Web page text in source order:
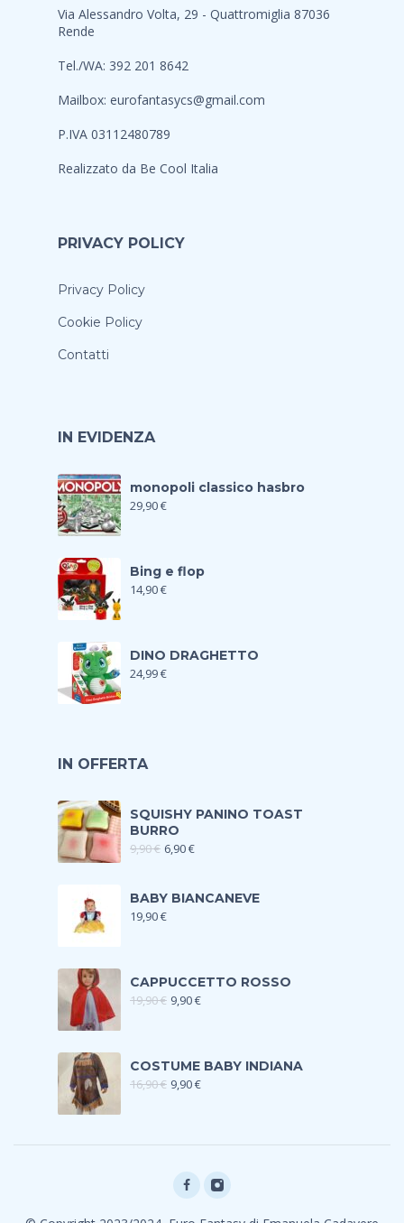
Via Alessandro Volta, 29 - Quattromiglia 87036
Rende
Tel./WA: 392 201 8642
Mailbox: eurofantasycs@gmail.com
P.IVA 03112480789
Realizzato da Be Cool Italia
PRIVACY POLICY
Privacy Policy
Cookie Policy
Contatti
IN EVIDENZA
monopoli classico hasbro
29,90€
Bing e flop
14,90€
DINO DRAGHETTO
24,99€
IN OFFERTA
SQUISHY PANINO TOAST
BURRO
9,90€ 6,90€
BABY BIANCANEVE
19,90€
CAPPUCCETTO ROSSO
19,90€ 9,90€
COSTUME BABY INDIANA
16,90€ 9,90€